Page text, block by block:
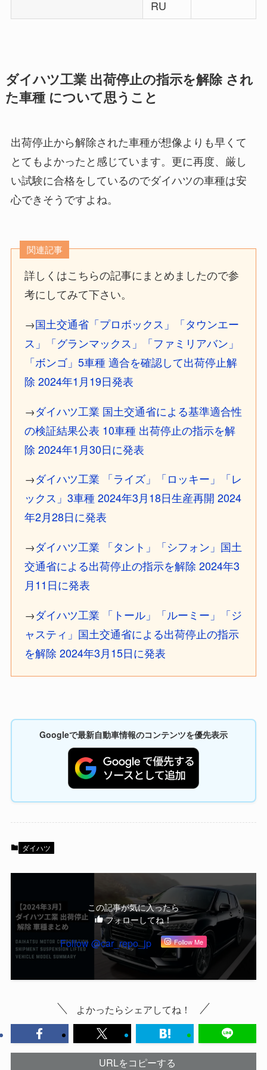
RU
ダイハツ工業 出荷停止の指示を解除 され
た車種 について思うこと
出荷停止から解除された車種が想像よりも早くて
とてもよかったと感じています。更に再度、厳し
い試験に合格をしているのでダイハツの車種は安
心できそうですよね。
関連記事
詳しくはこちらの記事にまとめましたので参
考にしてみて下さい。
→国土交通省「プロボックス」「タウンエー
ス」「グランマックス」「ファミリアバン」
「ボンゴ」5車種 適合を確認して出荷停止解
除 2024年1月19日発表
→ダイハツ工業 国土交通省による基準適合性
の検証結果公表 10車種 出荷停止の指示を解
除 2024年1月30日に発表
→ダイハツ工業 「ライズ」「ロッキー」「レ
ックス」3車種 2024年3月18日生産再開 2024
年2月28日に発表
→ダイハツ工業 「タント」「シフォン」国土
交通省による出荷停止の指示を解除 2024年3
月11日に発表
→ダイハツ工業 「トール」「ルーミー」「ジ
ャスティ」国土交通省による出荷停止の指示
を解除 2024年3月15日に発表
Googleで最新自動車情報のコンテンツを優先表示
ダイハツ
この記事が気に入ったら
フォローしてね！
Follow @car_repo_jp Follow Me
よかったらシェアしてね！
URLをコピーする